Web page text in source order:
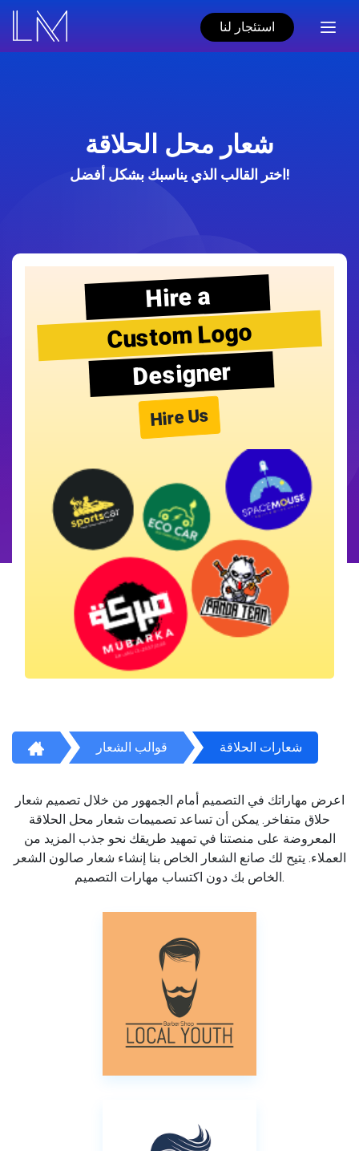
استئجار لنا
شعار محل الحلاقة
اختر القالب الذي يناسبك بشكل أفضل!
Hire a
Custom Logo
Designer
Hire Us
قوالب الشعار شعارات الحلاقة
اعرض مهاراتك في التصميم أمام الجمهور من خلال تصميم شعار
حلاق متفاخر. يمكن أن تساعد تصميمات شعار محل الحلاقة
المعروضة على منصتنا في تمهيد طريقك نحو جذب المزيد من
العملاء. يتيح لك صانع الشعار الخاص بنا إنشاء شعار صالون الشعر
الخاص بك دون اكتساب مهارات التصميم.